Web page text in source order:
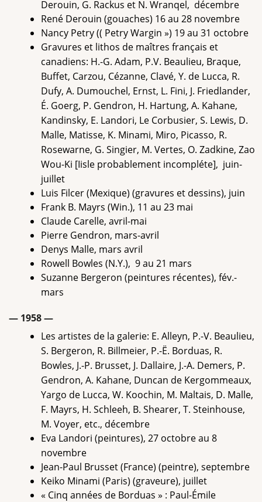
Derouin, G. Rackus et N. Wranqel, décembre
René Derouin (gouaches) 16 au 28 novembre
Nancy Petry (( Petry Wargin ») 19 au 31 octobre
Gravures et lithos de maîtres français et
canadiens: H.-G. Adam, P.V. Beaulieu, Braque,
Buffet, Carzou, Cézanne, Clavé, Y. de Lucca, R.
Dufy, A. Dumouchel, Ernst, L. Fini, J. Friedlander,
É. Goerg, P. Gendron, H. Hartung, A. Kahane,
Kandinsky, E. Landori, Le Corbusier, S. Lewis, D.
Malle, Matisse, K. Minami, Miro, Picasso, R.
Rosewarne, G. Singier, M. Vertes, O. Zadkine, Zao
Wou-Ki [Iisle probablement incompléte], juin-
juillet
Luis Filcer (Mexique) (gravures et dessins), juin
Frank B. Mayrs (Win.), 11 au 23 mai
Claude Carelle, avril-mai
Pierre Gendron, mars-avril
Denys Malle, mars avril
Rowell Bowles (N.Y.), 9 au 21 mars
Suzanne Bergeron (peintures récentes), fév.-
mars
— 1958 —
Les artistes de la galerie: E. Alleyn, P.-V. Beaulieu,
S. Bergeron, R. Billmeier, P.-Ë. Borduas, R.
Bowles, J.-P. Brusset, J. Dallaire, J.-A. Demers, P.
Gendron, A. Kahane, Duncan de Kergommeaux,
Yargo de Lucca, W. Koochin, M. Maltais, D. Malle,
F. Mayrs, H. Schleeh, B. Shearer, T. Steinhouse,
M. Voyer, etc., décembre
Eva Landori (peintures), 27 octobre au 8
novembre
Jean-Paul Brusset (France) (peintre), septembre
Keiko Minami (Paris) (graveure), juillet
« Cinq années de Borduas » : Paul-Émile